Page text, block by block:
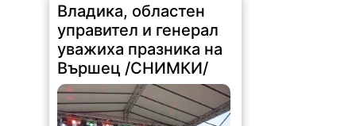
Владика, областен
управител и генерал
уважиха празника на
Вършец /СНИМКИ/